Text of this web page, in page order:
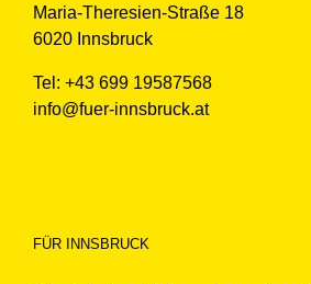
Maria-Theresien-Straße 18
6020 Innsbruck
Tel: +43 699 19587568
info@fuer-innsbruck.at
FÜR INNSBRUCK